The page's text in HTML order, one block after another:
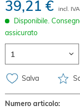
39,21 € incl.
Disponibile.
assicurato
Salva
Numero articolo: